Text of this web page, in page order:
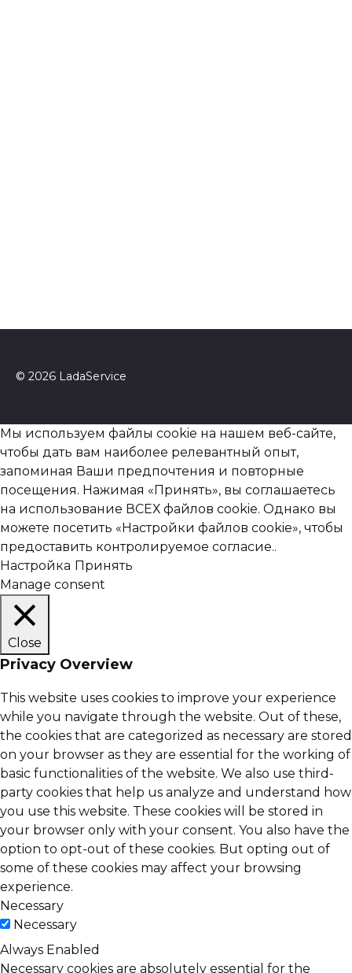
© 2026 LadaService
Мы используем файлы cookie на нашем веб-сайте,
чтобы дать вам наиболее релевантный опыт,
запоминая Ваши предпочтения и повторные
посещения. Нажимая «Принять», вы соглашаетесь
на использование ВСЕХ файлов cookie. Однако вы
можете посетить «Настройки файлов cookie», чтобы
предоставить контролируемое согласие..
Настройка Принять
Manage consent
Close
Privacy Overview
This website uses cookies to improve your experience
while you navigate through the website. Out of these,
the cookies that are categorized as necessary are stored
on your browser as they are essential for the working of
basic functionalities of the website. We also use third-
party cookies that help us analyze and understand how
you use this website. These cookies will be stored in
your browser only with your consent. You also have the
option to opt-out of these cookies. But opting out of
some of these cookies may affect your browsing
experience.
Necessary
Necessary
Always Enabled
Necessary cookies are absolutely essential for the